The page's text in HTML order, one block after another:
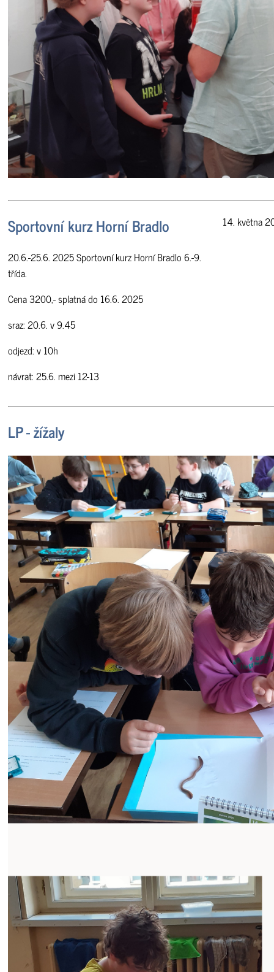
Sportovní kurz Horní Bradlo
20.6.-25.6. 2025 Sportovní kurz Horní Bradlo 6.-9.
třída.
Cena 3200,- splatná do 16.6. 2025
sraz: 20.6. v 9.45
odjezd: v 10h
návrat: 25.6. mezi 12-13
14. května
LP - žížaly